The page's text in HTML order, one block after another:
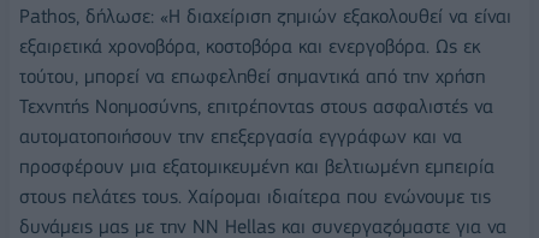
Pathos, δήλωσε: «Η διαχείριση ζημιών εξακολουθεί να είναι
εξαιρετικά χρονοβόρα, κοστοβόρα και ενεργοβόρα. Ως εκ
τούτου, μπορεί να επωφεληθεί σημαντικά από την χρήση
Τεχνητής Νοημοσύνης, επιτρέποντας στους ασφαλιστές να
αυτοματοποιήσουν την επεξεργασία εγγράφων και να
προσφέρουν μια εξατομικευμένη και βελτιωμένη εμπειρία
στους πελάτες τους. Χαίρομαι ιδιαίτερα που ενώνουμε τις
δυνάμεις μας με την NN Hellas και συνεργαζόμαστε για να